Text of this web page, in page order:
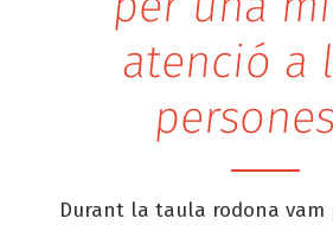
atenció a
persones
Durant la taula rodona